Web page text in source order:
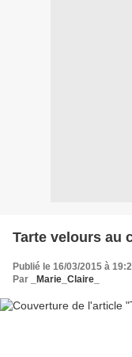
Tarte velours au
Publié le 16/03/2015 à
Par
_Marie_Claire_